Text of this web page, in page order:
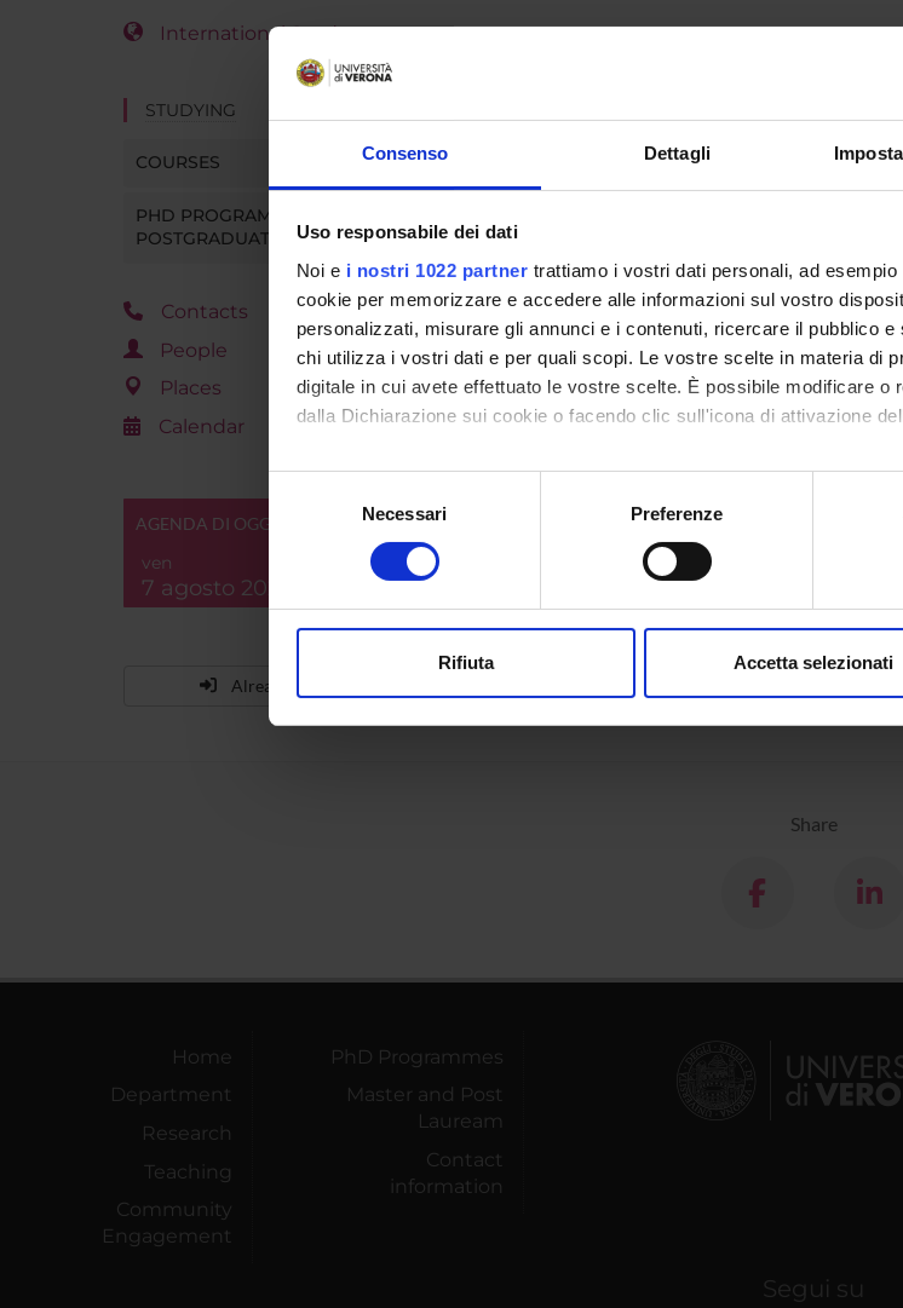
Consenso Dettagli
Uso responsabile dei dati
Noi e i nostri 1022 partner trattiamo i vostri dati personali, ad
cookie per memorizzare e accedere alle informazioni sul vostro
personalizzati, misurare gli annunci e i contenuti, ricercare il pubblico
chi utilizza i vostri dati e per quali scopi. Le vostre scelte in materia di
digitale in cui avete effettuato le vostre scelte. È possibile modificare
dalla Dichiarazione sui cookie o facendo clic sull'icona di attivazione
Con il tuo consenso, vorremmo anche:
raccogliere informazioni sulla tua posizione geografica, con
digitali).
modificare o ritirare il tuo consenso in qualsiasi momento dalla
del
Necessari Preferenze
Rifiuta Accetta selezionati
International Students
STUDYING
COURSES
PHD PROGRAMMES AND
POSTGRADUATE TRAINING
Contacts
People
Places
Calendar
AGENDA DI OGGI
ven
7 agosto 2026
Already enrolled?
Share
Home
Department
Research
Teaching
Community
Engagement
PhD Programmes
Master and Post
Lauream
Contact
information
Segui su